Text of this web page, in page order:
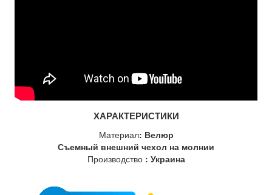
ХАРАКТЕРИСТИКИ
Материал: Велюр
Съемный внешний чехол на молнии
Производство : Украина